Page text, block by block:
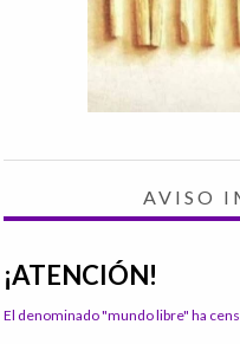
AVISO
¡ATENCIÓN!
El denominado "mundo libre" ha